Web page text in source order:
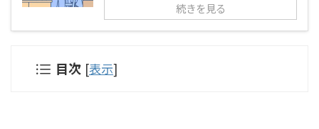
続きを見る
目次 [表示]